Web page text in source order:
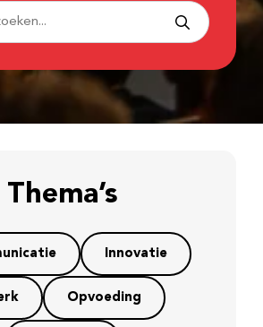
Thema’s
Innovatie
Opvoeding